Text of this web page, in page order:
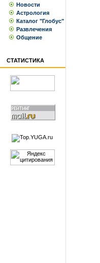
Новости
Астрология
Каталог "Глобус"
Развлечения
Общение
СТАТИСТИКА